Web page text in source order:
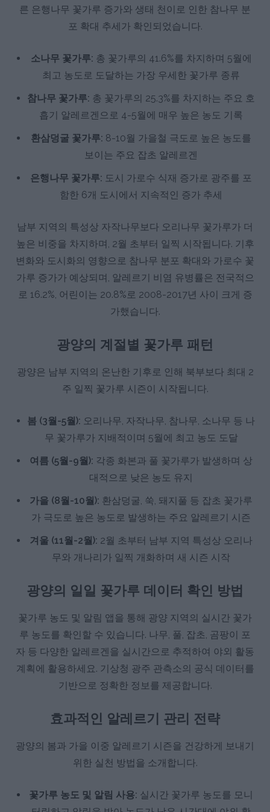
른 은행나무 꽃가루 증가와 생태 천이로 인한 참나무 분
포 확대 추세가 확인되었습니다.
소나무 꽃가루: 총 꽃가루의 41.6%를 차지하며 5월에
최고 농도로 도달하는 가장 우세한 꽃가루 종류
참나무 꽃가루: 총 꽃가루의 25.3%를 차지하는 주요 호
흡기 알레르겐으로 4-5월에 매우 높은 농도 기록
환삼덩굴 꽃가루: 8-10월 가을철 극도로 높은 농도를
보이는 주요 잡초 알레르겐
은행나무 꽃가루: 도시 가로수 식재 증가로 광주를 포
함한 6개 도시에서 지속적인 증가 추세
남부 지역의 특성상 자작나무보다 오리나무 꽃가루가 더
높은 비중을 차지하며, 2월 초부터 일찍 시작됩니다. 기후
변화와 도시화의 영향으로 참나무 분포 확대와 가로수 꽃
가루 증가가 예상되며, 알레르기 비염 유병률은 전국적으
로 16.2%, 어린이는 20.8%로 2008-2017년 사이 크게 증
가했습니다.
광양의 계절별 꽃가루 패턴
광양은 남부 지역의 온난한 기후로 인해 북부보다 최대 2
주 일찍 꽃가루 시즌이 시작됩니다.
봄 (3월-5월): 오리나무, 자작나무, 참나무, 소나무 등 나
무 꽃가루가 지배적이며 5월에 최고 농도 도달
여름 (5월-9월): 각종 화본과 풀 꽃가루가 발생하며 상
대적으로 낮은 농도 유지
가을 (8월-10월): 환삼덩굴, 쑥, 돼지풀 등 잡초 꽃가루
가 극도로 높은 농도로 발생하는 주요 알레르기 시즌
겨울 (11월-2월): 2월 초부터 남부 지역 특성상 오리나
무와 개나리가 일찍 개화하며 새 시즌 시작
광양의 일일 꽃가루 데이터 확인 방법
꽃가루 농도 및 알림 앱을 통해 광양 지역의 실시간 꽃가
루 농도를 확인할 수 있습니다. 나무, 풀, 잡초, 곰팡이 포
자 등 다양한 알레르겐을 실시간으로 추적하여 야외 활동
계획에 활용하세요. 기상청 광주 관측소의 공식 데이터를
기반으로 정확한 정보를 제공합니다.
효과적인 알레르기 관리 전략
광양의 봄과 가을 이중 알레르기 시즌을 건강하게 보내기
위한 실천 방법을 소개합니다.
꽃가루 농도 및 알림 사용: 실시간 꽃가루 농도를 모니